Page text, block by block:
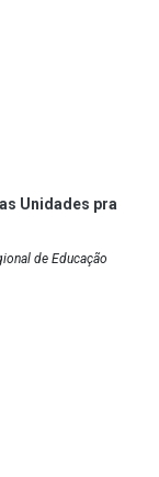
Unidades pra
de Educação